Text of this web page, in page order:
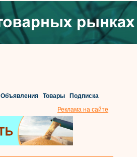
Объявления Товары
Подписка
Реклама на сайте